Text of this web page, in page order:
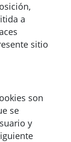
a
sitio
son
se
y